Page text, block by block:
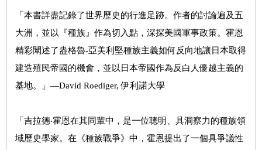
「本書詳盡記錄了世界歷史的行進足跡。作者的討論遍及五
大洲，並以『種族』作為切入點，深探美國軍事政策。霍恩
精彩闡述了盎格魯-亞美利堅種族主義如何反向地讓日本取得
建造殖民帝國的機會，並以日本帝國作為反白人優越主義的
基地。」—David Roediger, 伊利諾大學
「吉拉德‧霍恩在其同輩中，是一位聰明、具洞察力的種族領
域歷史學家。在《種族戰爭》中，霍恩提出了一個具爭議性